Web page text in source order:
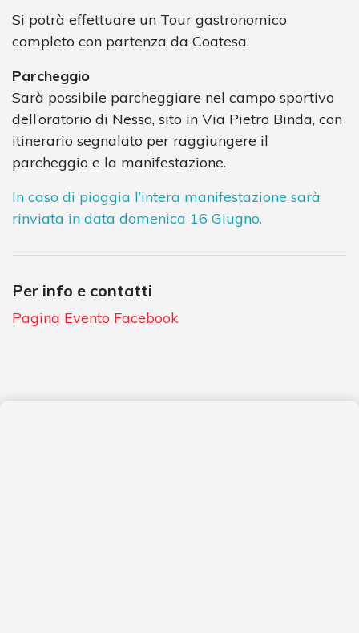
Si potrà effettuare un Tour gastronomico
completo con partenza da Coatesa.
Parcheggio
Sarà possibile parcheggiare nel campo sportivo
dell’oratorio di Nesso, sito in Via Pietro Binda, con
itinerario segnalato per raggiungere il
parcheggio e la manifestazione.
In caso di pioggia l’intera manifestazione sarà
rinviata in data domenica 16 Giugno.
Per info e contatti
Pagina Evento Facebook